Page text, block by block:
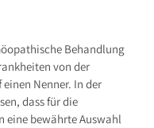
9 Abs. 7 S. 2 der
Behandlung
von der
Nenner. In der
dass für die
eine bewährte Auswahl